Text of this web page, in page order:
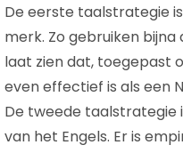
De eerste taalstrategie
merk. Zo gebruiken
laat zien dat, toegepast
even effectief is als een
De tweede taalstrategie
van het Engels. Er is